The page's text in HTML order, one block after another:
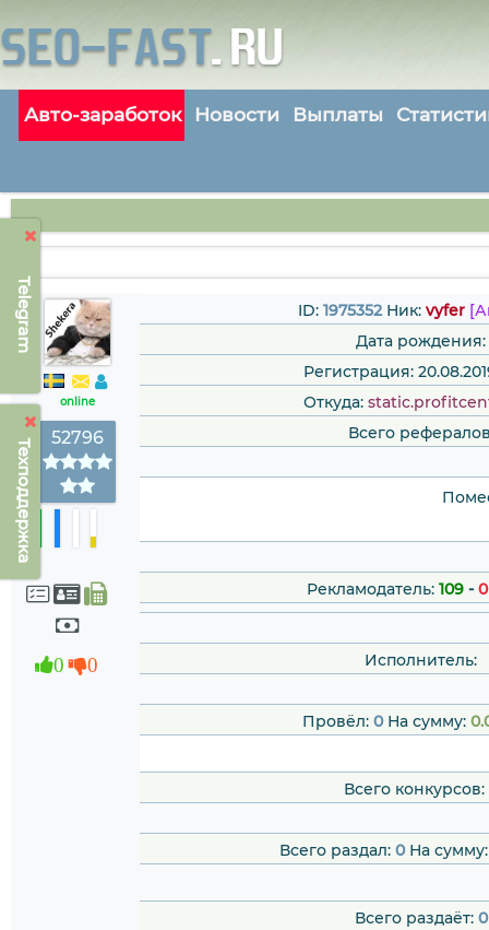
Telegram
Техподдержка
Авто-заработок Новости Выплаты
online
52796
0 0
ID: 1975352Ник: vyfer
Дата рождения:
Регистрация:
Откуда:
Всего
Рекламодатель: 109 -0
Исполнитель:
Провёл: 0На сумму:
Всего конкурсов:
Всего раздал: 0На
Всего раздаёт: 0